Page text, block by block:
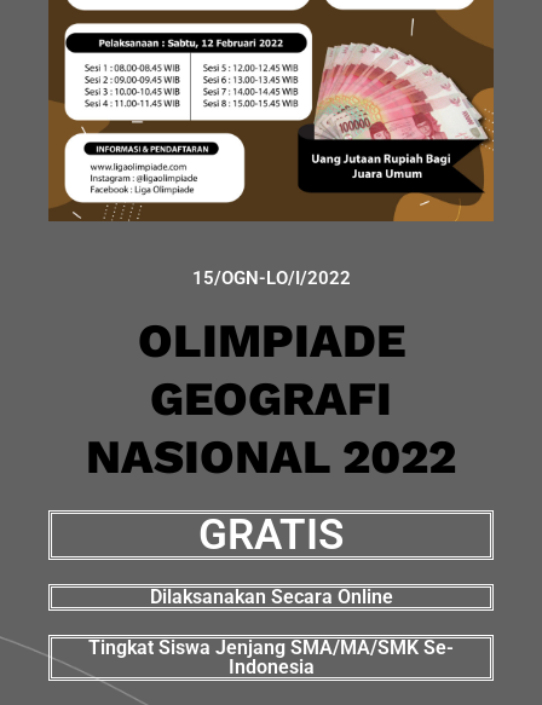
15/OGN-LO/I/2022
OLIMPIADE
GEOGRAFI
NASIONAL 2022
GRATIS
Dilaksanakan Secara Online
Tingkat Siswa Jenjang SMA/MA/SMK Se-
Indonesia